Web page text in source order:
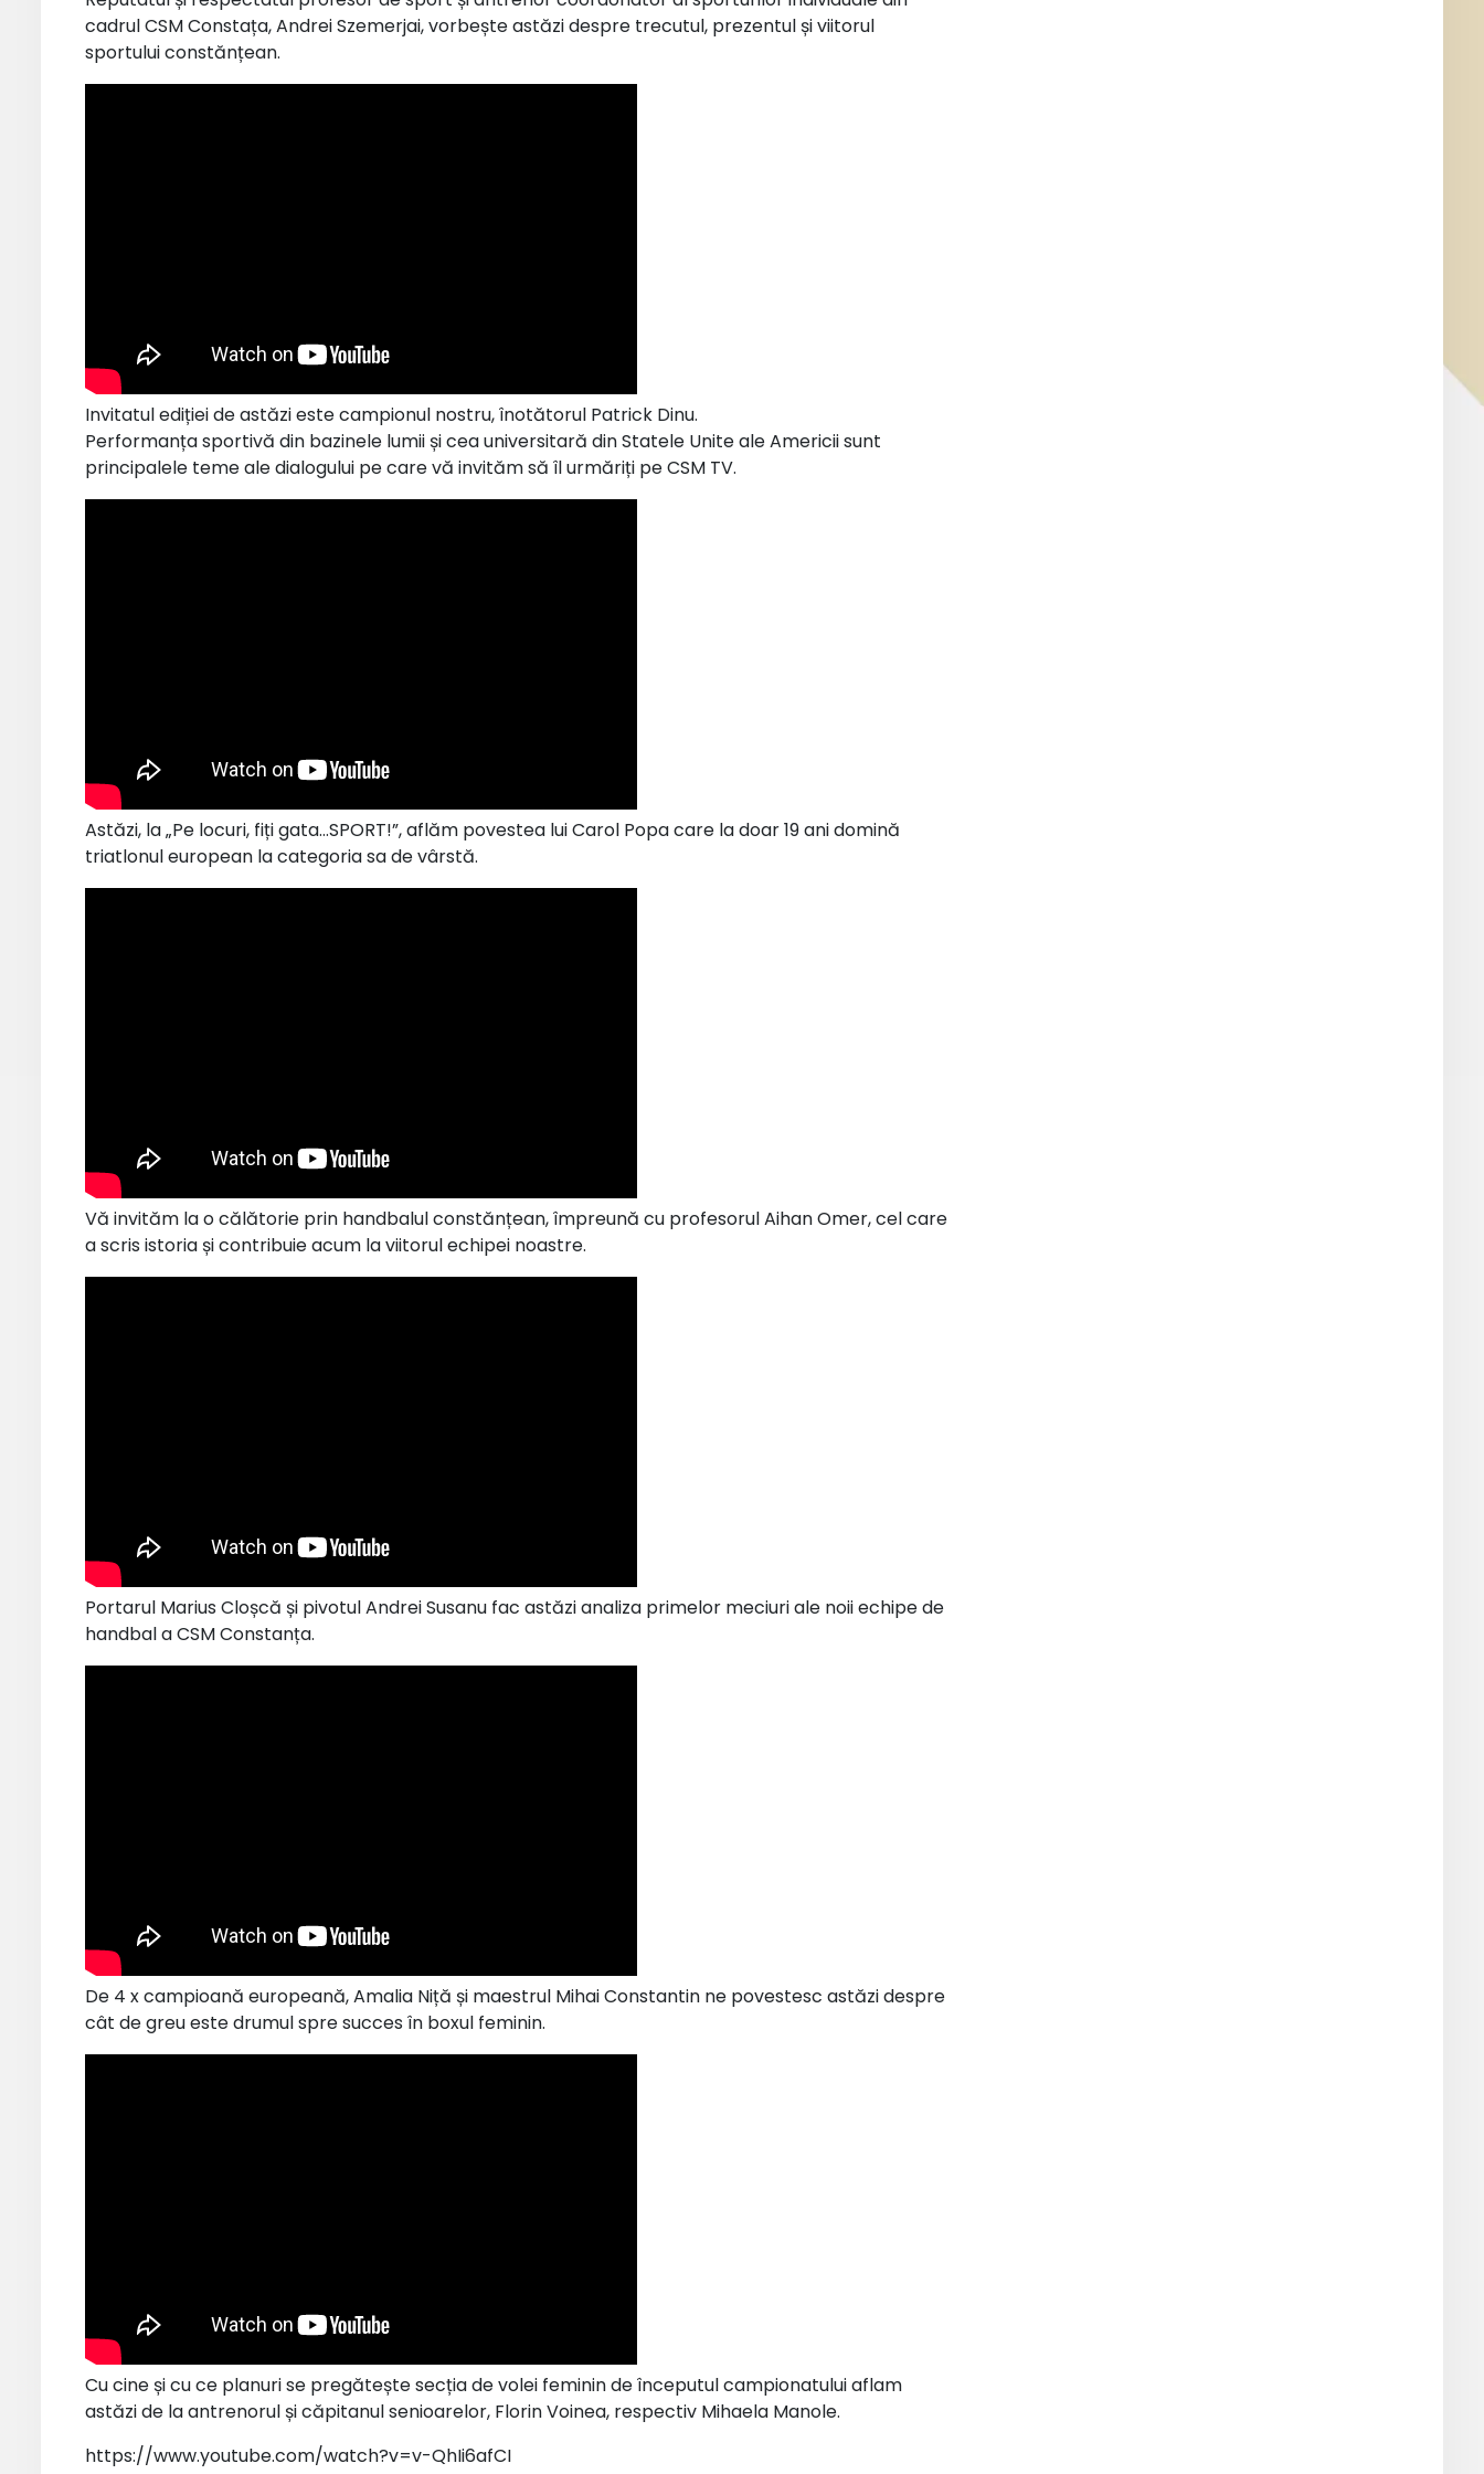
cadrul CSM Constața, Andrei Szemerjai, vorbește astăzi despre trecutul, prezentul și viitorul
sportului constănțean.
Invitatul ediției de astăzi este campionul nostru, înotătorul Patrick Dinu.
Performanța sportivă din bazinele lumii și cea universitară din Statele Unite ale Americii sunt
principalele teme ale dialogului pe care vă invităm să îl urmăriți pe CSM TV.
Astăzi, la „Pe locuri, fiți gata…SPORT!”, aflăm povestea lui Carol Popa care la doar 19 ani domină
triatlonul european la categoria sa de vârstă.
Vă invităm la o călătorie prin handbalul constănțean, împreună cu profesorul Aihan Omer, cel care
a scris istoria și contribuie acum la viitorul echipei noastre.
Portarul Marius Cloșcă și pivotul Andrei Susanu fac astăzi analiza primelor meciuri ale noii echipe de
handbal a CSM Constanța.
De 4 x campioană europeană, Amalia Niță și maestrul Mihai Constantin ne povestesc astăzi despre
cât de greu este drumul spre succes în boxul feminin.
Cu cine și cu ce planuri se pregătește secția de volei feminin de începutul campionatului aflam
astăzi de la antrenorul și căpitanul senioarelor, Florin Voinea, respectiv Mihaela Manole.
https://www.youtube.com/watch?v=v-QhIi6afCI